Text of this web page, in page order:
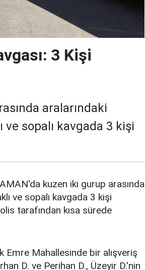
3 Kişi
aralarındaki
ve sopalı kavgada 3 kişi
kuzen iki gurup arasında
ve sopalı kavgada 3 kişi
tarafından kısa sürede
Emre Mahallesinde bir alışveriş
D. ve Perihan D., Üzeyir D.'nin